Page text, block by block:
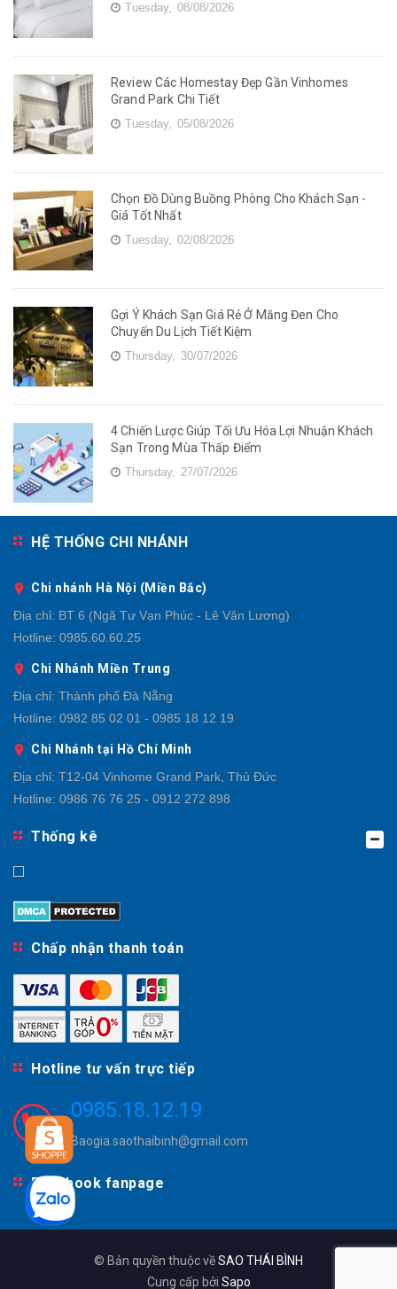
Tuesday, 08/08/2026
Review Các Homestay Đẹp Gần Vinhomes
Grand Park Chi Tiết
Tuesday, 05/08/2026
Chọn Đồ Dùng Buồng Phòng Cho Khách Sạn -
Giá Tốt Nhất
Tuesday, 02/08/2026
Gợi Ý Khách Sạn Giá Rẻ Ở Măng Đen Cho
Chuyến Du Lịch Tiết Kiệm
Thursday, 30/07/2026
4 Chiến Lược Giúp Tối Ưu Hóa Lợi Nhuận Khách
Sạn Trong Mùa Thấp Điểm
Thursday, 27/07/2026
HỆ THỐNG CHI NHÁNH
Chi nhánh Hà Nội (Miền Bắc)
Địa chỉ: BT 6 (Ngã Tư Vạn Phúc - Lê Văn Lương)
Hotline: 0985.60.60.25
Chi Nhánh Miền Trung
Địa chỉ: Thành phố Đà Nẵng
Hotline: 0982 85 02 01 - 0985 18 12 19
Chi Nhánh tại Hồ Chí Minh
Địa chỉ: T12-04 Vinhome Grand Park, Thủ Đức
Hotline: 0986 76 76 25 - 0912 272 898
Thống kê
Chấp nhận thanh toán
Hotline tư vấn trực tiếp
0985.18.12.19
Baogia.saothaibinh@gmail.com
Facebook fanpage
© Bản quyền thuộc vềSAO THÁI BÌNH
Cung cấp bởi Sapo